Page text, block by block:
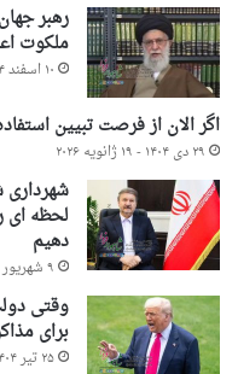
رهبر
ملکوت
۱۰ اسفند ۱۴۰۴ - ۱ مارس ۲۰۲۶
اگر الان از فرصت تبیین
۲۹ دی ۱۴۰۴ - ۱۹ ژانویه ۲۰۲۶
لحظه ای
دهیم
۹ شهریور ۱۴۰۴ - ۳۱ اوت ۲۰۲۵
وقتی
برای
۲۵ تیر ۱۴۰۴ - ۱۶ ژوئیه ۲۰۲۵